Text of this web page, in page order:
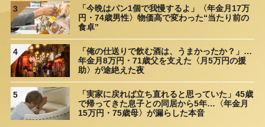
3
「今晩はパン1個で我慢するよ」〈年金月17万
円・74歳男性〉物価高で変わった“当たり前の
食卓”
4
「俺の仕送りで飲む酒は、うまかったか？」…
年金月8万円・71歳父を支えた〈月5万円の援
助〉が途絶えた夜
5
「実家に戻れば立ち直れると思っていた」45歳
で帰ってきた息子との同居から5年…〈年金月
15万円・75歳母〉が漏らした本音